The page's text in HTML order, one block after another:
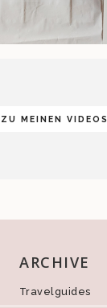
ZU MEINEN VIDEOS
ARCHIVE
Travelguides